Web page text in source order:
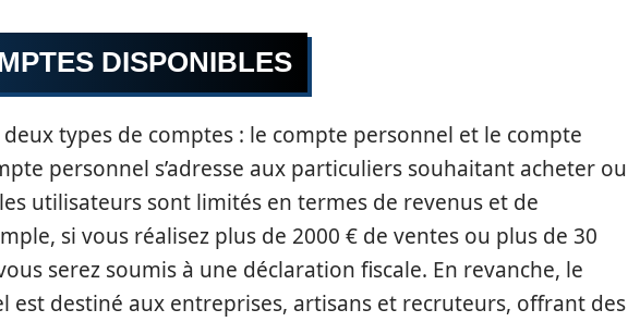
DISPONIBLES
types de comptes : le compte personnel et le compte
personnel s’adresse aux particuliers souhaitant acheter ou
utilisateurs sont limités en termes de revenus et de
si vous réalisez plus de 2000 € de ventes ou plus de 30
serez soumis à une déclaration fiscale. En revanche, le
est destiné aux entreprises, artisans et recruteurs, offrant des